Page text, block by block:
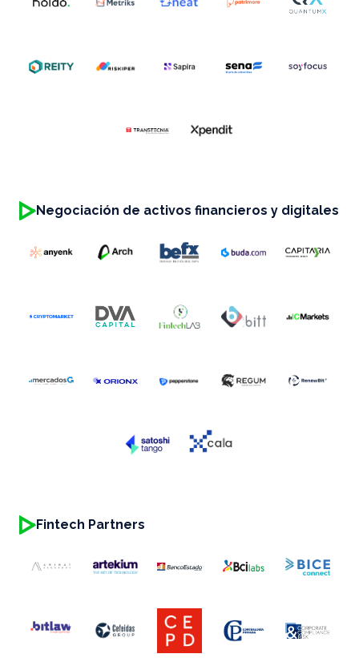
Negociación de activos financieros y digitales
Fintech Partners